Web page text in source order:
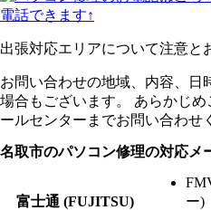
電話できます↑
出張対応エリアについて注意と
お問い合わせの地域、内容、日
場合もございます。 あらかじ
ールセンターまでお問い合わせ
名取市のパソコン修理の対応メ
富士通 (FUJITSU)
ー)